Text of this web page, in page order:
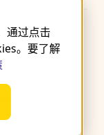
通过点击
。要了解
利. Harju maakond,
Estonia